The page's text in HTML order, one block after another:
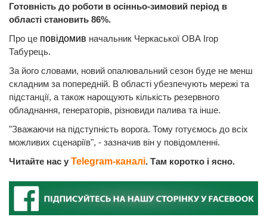
Готовність до роботи в осінньо-зимовий період в
області становить 86%.
Про це повідомив начальник Черкаської ОВА Ігор
Табурець.
За його словами, новий опалювальний сезон буде не менш
складним за попередній. В області убезпечують мережі та
підстанції, а також нарощують кількість резервного
обладнання, генераторів, різновиди палива та інше.
"Зважаючи на підступність ворога. Тому готуємось до всіх
можливих сценаріїв", - зазначив він у повідомленні.
Читайте нас у Telegram-каналі. Там коротко і ясно.